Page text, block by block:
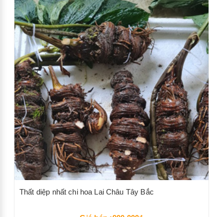
Thất diệp nhất chi hoa Lai Châu Tây Bắc